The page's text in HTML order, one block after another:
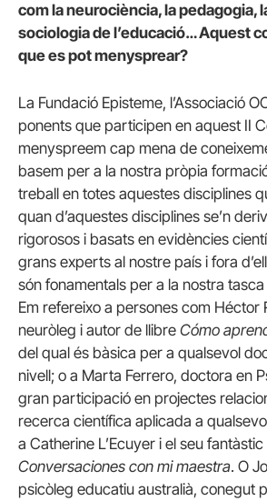
com la neurociència, la pedagogia,
sociologia de l’educació… Aquest
que es pot menysprear?
La Fundació Episteme, l’Associació
ponents que participen en aquest II
menyspreem cap mena de
basem per a la nostra pròpia
treball en totes aquestes disciplines
quan d’aquestes disciplines se’n
rigorosos i basats en evidències
grans experts al nostre país i fora
són fonamentals per a la nostra
Em refereixo a persones com Héctor
neuròleg i autor de llibre Cómo
del qual és bàsica per a qualsevol
nivell; o a Marta Ferrero, doctora en
gran participació en projectes
recerca científica aplicada a
a Catherine L’Ecuyer i el seu
Conversaciones con mi maestra. O
psicòleg educatiu australià, conegut